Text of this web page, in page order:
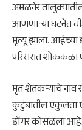
अमळनेर
आणणाऱ्या घटनेत
मृत्यू झाला. आईच्या
परिसरात
मृत शेतकऱ्याचे नाव
कुटुंबातील एकुलता
डोंगर कोसळला आहे.